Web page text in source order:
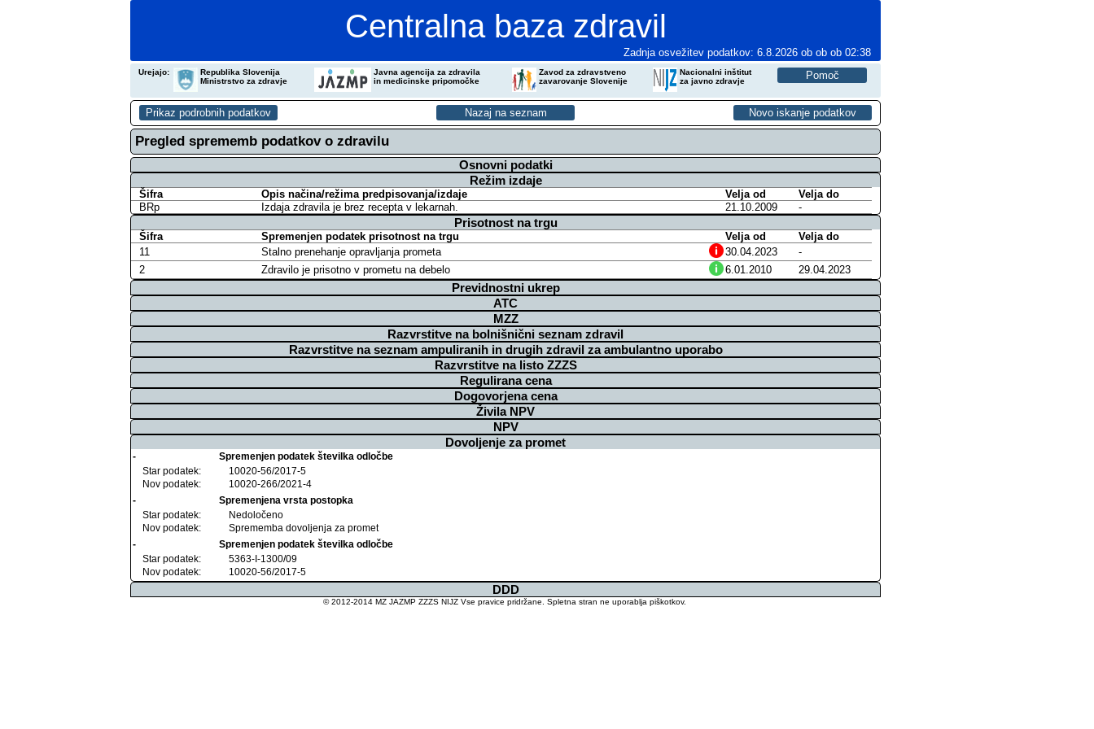
Centralna baza zdravil
Zadnja osvežitev podatkov: 6.8.2026 ob ob ob 02:38
Urejajo:
Republika Slovenija
Ministrstvo za zdravje
Javna agencija za zdravila
in medicinske pripomočke
Zavod za zdravstveno
zavarovanje Slovenije
Nacionalni inštitut
za javno zdravje
Pregled sprememb podatkov o zdravilu
Osnovni podatki
Režim izdaje
Šifra Opis načina/režima predpisovanja/izdaje Velja od
Velja do
BRp
Izdaja zdravila je brez recepta v lekarnah. 21.10.2009 -
Prisotnost na trgu
Šifra Spremenjen podatek prisotnost na trgu Velja od
Velja do
11
Stalno prenehanje opravljanja prometa 30.04.2023
-
2
Zdravilo je prisotno v prometu na debelo 6.01.2010 29.04.2023
Previdnostni ukrep
ATC
MZZ
Razvrstitve na bolnišnični seznam zdravil
Razvrstitve na seznam ampuliranih in drugih zdravil za ambulantno uporabo
Razvrstitve na listo ZZZS
Regulirana cena
Dogovorjena cena
Živila NPV
NPV
Dovoljenje za promet
-
Spremenjen podatek številka odločbe
Star podatek:
10020-56/2017-5
Nov podatek:
10020-266/2021-4
-
Spremenjena vrsta postopka
Star podatek:
Nedoločeno
Nov podatek:
Sprememba dovoljenja za promet
-
Spremenjen podatek številka odločbe
Star podatek:
5363-I-1300/09
Nov podatek:
10020-56/2017-5
DDD
© 2012-2014 MZ JAZMP ZZZS NIJZ Vse pravice pridržane. Spletna stran ne uporablja piškotkov.